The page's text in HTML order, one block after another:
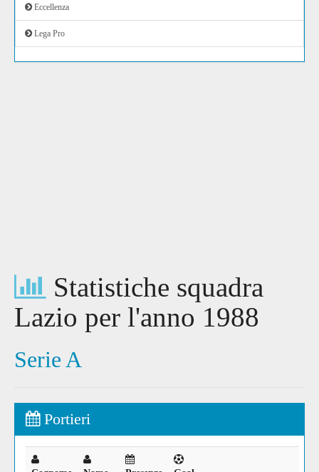
Eccellenza
Lega Pro
Statistiche squadra
Lazio per l'anno 1988
Serie A
Portieri